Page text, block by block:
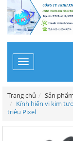
Toggle
navigation
Trang chủ Sản phẩm
Kính hiển vi kim
triệu Pixel